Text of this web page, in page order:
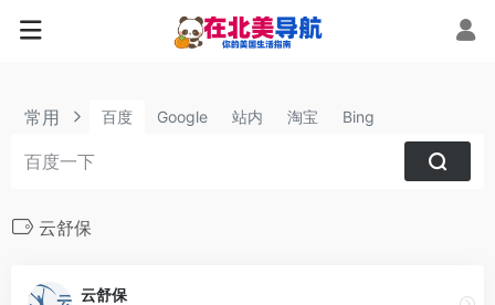
常用 百度 Google 站内 淘宝 Bing
云舒保
云舒保